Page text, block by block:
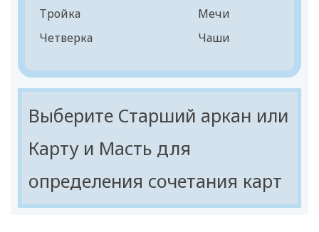
Королева
Король
Тройка
Четверка
Шестерка
Семерка
Девятка
Десятка
Паж
Мечи
Чаши
Выберите Старший аркан или
Карту и Масть для
определения сочетания карт